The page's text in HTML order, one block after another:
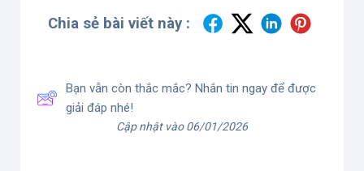
Chia sẻ bài viết này :
Bạn vẫn còn thắc mắc? Nhắn tin ngay để được
giải đáp nhé!
Cập nhật vào 06/01/2026